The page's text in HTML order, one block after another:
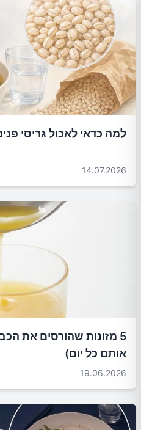
למה כדאי לאכול גריסי
14.07.2026
5 מזונות שהורסים את
אותם כל יום)
19.06.2026